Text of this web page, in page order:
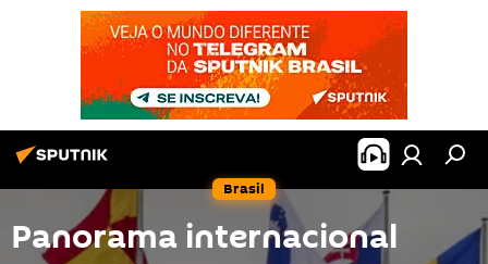
Brasil
Panorama internacional